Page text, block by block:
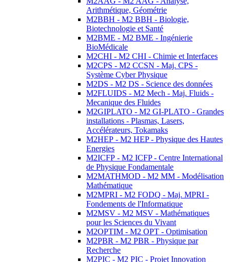
Arithmétique, Géométrie
M2BBH - M2 BBH - Biologie,
Biotechnologie et Santé
M2BME - M2 BME - Ingénierie
BioMédicale
M2CHI - M2 CHI - Chimie et Interfaces
M2CPS - M2 CCSN - Maj. CPS -
Système Cyber Physique
M2DS - M2 DS - Science des données
M2FLUIDS - M2 Mech - Maj. Fluids -
Mecanique des Fluides
M2GIPLATO - M2 GI-PLATO - Grandes
installations - Plasmas, Lasers,
Accélérateurs, Tokamaks
M2HEP - M2 HEP - Physique des Hautes
Energies
M2ICFP - M2 ICFP - Centre International
de Physique Fondamentale
M2MATHMOD - M2 MM - Modélisation
Mathématique
M2MPRI - M2 FODQ - Maj. MPRI -
Fondements de l'Informatique
M2MSV - M2 MSV - Mathématiques
pour les Sciences du Vivant
M2OPTIM - M2 OPT - Optimisation
M2PBR - M2 PBR - Physique par
Recherche
M2PIC - M2 PIC - Projet Innovation